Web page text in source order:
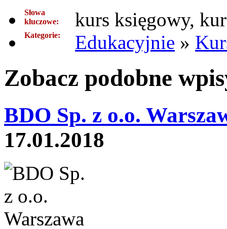
Słowa
kluczowe:
kurs księgowy,
Kategorie: Edukacyjnie »
Zobacz podobne
BDO Sp. z o.o.
17.01.2018